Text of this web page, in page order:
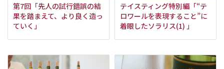
第7回「先人の試行錯誤の結
果を踏まえて、より良く造っ
ていく」
テイスティング特別編「“テ
ロワールを表現すること”に
着眼したソラリス(1) 」